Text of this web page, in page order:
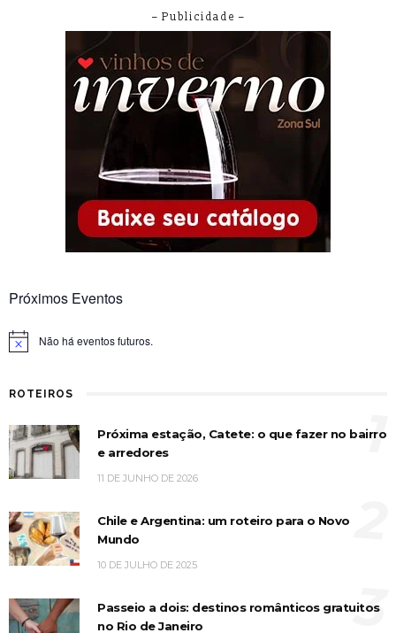
– Publicidade –
Próximos Eventos
Notice Não há eventos futuros.
ROTEIROS
Próxima estação, Catete: o que fazer no bairro
e arredores
11 DE JUNHO DE 2026
1
Chile e Argentina: um roteiro para o Novo
Mundo
10 DE JULHO DE 2025
Passeio a dois: destinos românticos gratuitos
no Rio de Janeiro
3